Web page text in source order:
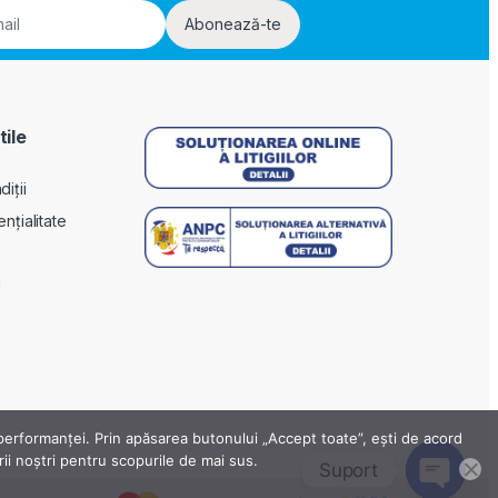
Abonează-te
Prin apăsarea butonului „Accept toate”, ești de acord
noștri pentru scopurile de mai sus.
Suport